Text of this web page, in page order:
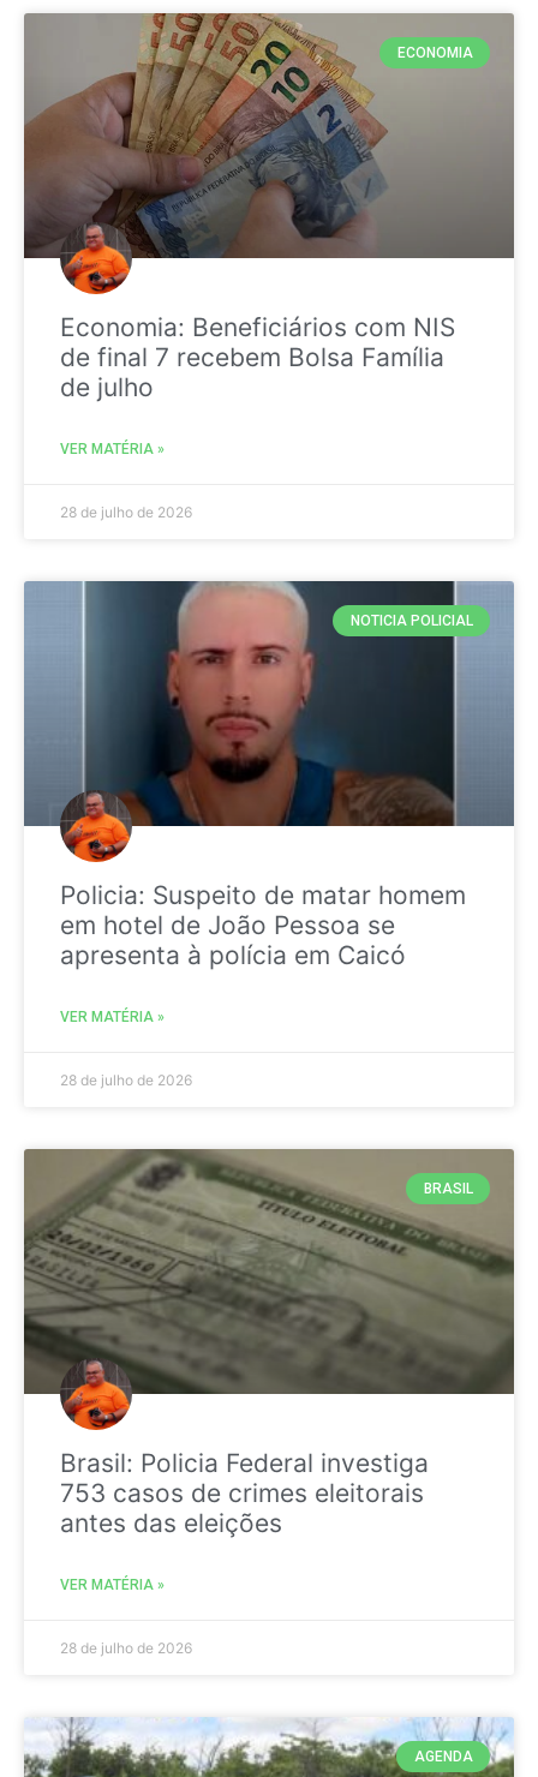
ECONOMIA
Economia: Beneficiários com NIS
de final 7 recebem Bolsa Família
de julho
VER MATÉRIA »
28 de julho de 2026
NOTICIA POLICIAL
Policia: Suspeito de matar homem
em hotel de João Pessoa se
apresenta à polícia em Caicó
VER MATÉRIA »
28 de julho de 2026
BRASIL
Brasil: Policia Federal investiga
753 casos de crimes eleitorais
antes das eleições
VER MATÉRIA »
28 de julho de 2026
AGENDA